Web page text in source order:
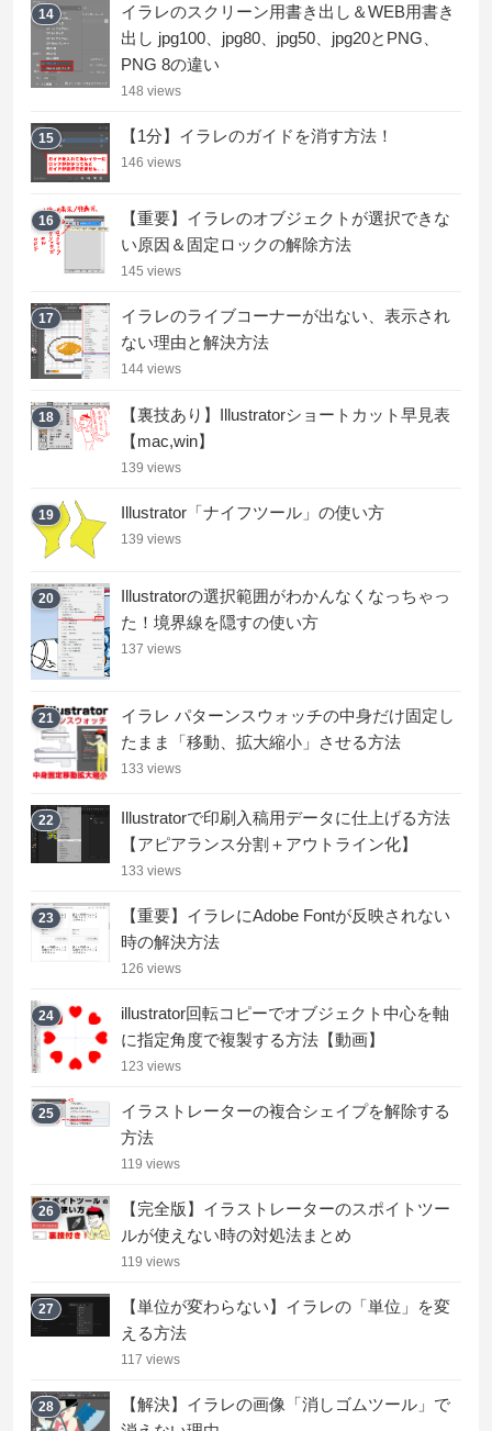
14
イラレのスクリーン用書き出し＆WEB用書き
出し jpg100、jpg80、jpg50、jpg20とPNG、
PNG 8の違い
148 views
15 【1分】イラレのガイドを消す方法！
146 views
16
【重要】イラレのオブジェクトが選択できな
い原因＆固定ロックの解除方法
145 views
17
イラレのライブコーナーが出ない、表示され
ない理由と解決方法
144 views
18
【裏技あり】Illustratorショートカット早見表
【mac,win】
139 views
19 Illustrator「ナイフツール」の使い方
139 views
20
Illustratorの選択範囲がわかんなくなっちゃっ
た！境界線を隠すの使い方
137 views
21
イラレ パターンスウォッチの中身だけ固定し
たまま「移動、拡大縮小」させる方法
133 views
22
Illustratorで印刷入稿用データに仕上げる方法
【アピアランス分割＋アウトライン化】
133 views
23
【重要】イラレにAdobe Fontが反映されない
時の解決方法
126 views
24
illustrator回転コピーでオブジェクト中心を軸
に指定角度で複製する方法【動画】
123 views
25
イラストレーターの複合シェイプを解除する
方法
119 views
26
【完全版】イラストレーターのスポイトツー
ルが使えない時の対処法まとめ
119 views
27
【単位が変わらない】イラレの「単位」を変
える方法
117 views
28
【解決】イラレの画像「消しゴムツール」で